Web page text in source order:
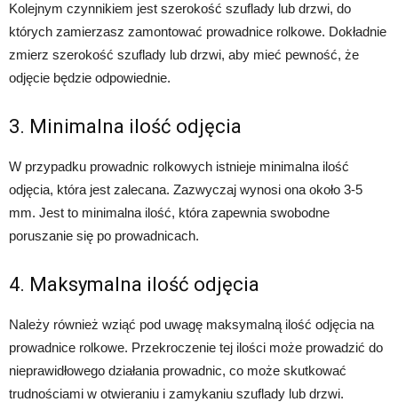
Kolejnym czynnikiem jest szerokość szuflady lub drzwi, do
których zamierzasz zamontować prowadnice rolkowe. Dokładnie
zmierz szerokość szuflady lub drzwi, aby mieć pewność, że
odjęcie będzie odpowiednie.
3. Minimalna ilość odjęcia
W przypadku prowadnic rolkowych istnieje minimalna ilość
odjęcia, która jest zalecana. Zazwyczaj wynosi ona około 3-5
mm. Jest to minimalna ilość, która zapewnia swobodne
poruszanie się po prowadnicach.
4. Maksymalna ilość odjęcia
Należy również wziąć pod uwagę maksymalną ilość odjęcia na
prowadnice rolkowe. Przekroczenie tej ilości może prowadzić do
nieprawidłowego działania prowadnic, co może skutkować
trudnościami w otwieraniu i zamykaniu szuflady lub drzwi.